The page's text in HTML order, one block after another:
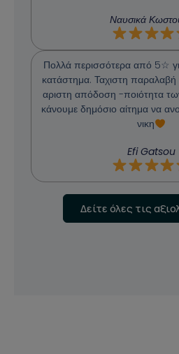
Ναυσικά
Πολλά περισσότερα από 5☆
κατάστημα. Ταχιστη παραλαβή
αριστη απόδοση -ποιότητα
κάνουμε δημόσιο αίτημα να
νικη
Efi Gatsou
Δείτε όλες τις